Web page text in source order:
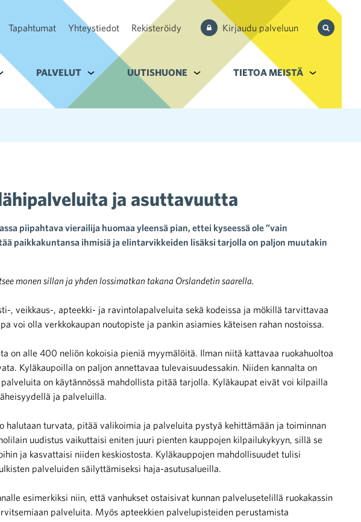
Tapahtumat Yhteystiedot Rekisteröidy Kirjaudu palveluun
Hae
sivustolta
kohteelle Kaupan ala
PALVELUT Alavalikko kohteelle Palvelut
UUTISHUONE Alavalikko kohteelle Uutishuone
TIETOA MEISTÄ Alavalikko
ja asuttavuutta
piipahtava vierailija huomaa yleensä pian, ettei kyseessä ole ”vain
paikkakuntansa ihmisiä ja elintarvikkeiden lisäksi tarjolla on paljon muutakin
monen sillan ja yhden lossimatkan takana Orslandetin saarella.
, veikkaus-, apteekki- ja ravintolapalveluita sekä kodeissa ja mökillä tarvittavaa
voi olla verkkokaupan noutopiste ja pankin asiamies käteisen rahan nostoissa.
on alle 400 neliön kokoisia pieniä myymälöitä. Ilman niitä kattavaa ruokahuoltoa
Kyläkaupoilla on paljon annettavaa tulevaisuudessakin. Niiden kannalta on
on käytännössä mahdollista pitää tarjolla. Kyläkaupat eivät voi kilpailla
ja palveluilla.
halutaan turvata, pitää valikoimia ja palveluita pystyä kehittämään ja toiminnan
uudistus vaikuttaisi eniten juuri pienten kauppojen kilpailukykyyn, sillä se
ja kasvattaisi niiden keskiostosta. Kyläkauppojen mahdollisuudet tulisi
palveluiden säilyttämiseksi haja-asutusalueilla.
esimerkiksi niin, että vanhukset ostaisivat kunnan palvelusetelillä ruokakassin
palveluita. Myös apteekkien palvelupisteiden perustamista